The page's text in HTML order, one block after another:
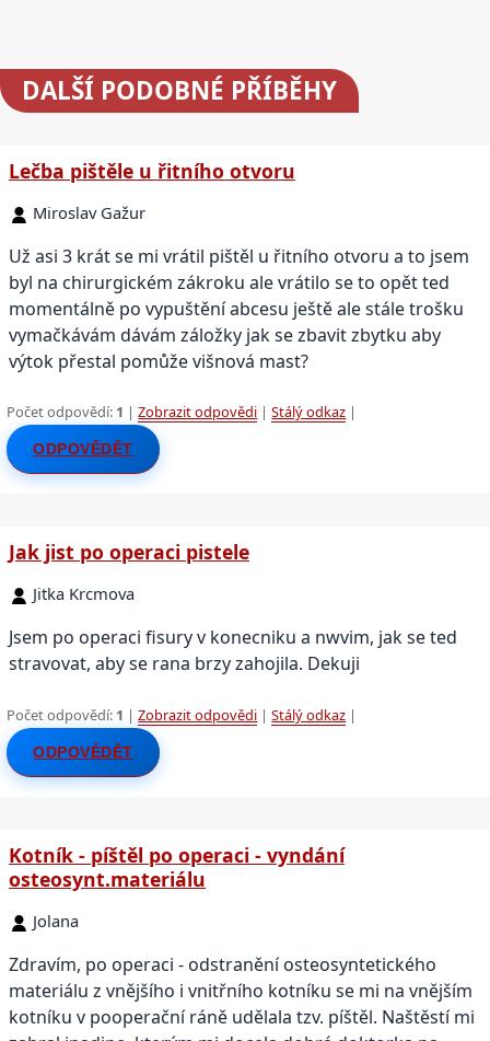
DALŠÍ PODOBNÉ PŘÍBĚHY
Lečba pištěle u řitního otvoru
Miroslav Gažur
Už asi 3 krát se mi vrátil pištěl u řitního otvoru a to jsem
byl na chirurgickém zákroku ale vrátilo se to opět ted
momentálně po vypuštění abcesu ještě ale stále trošku
vymačkávám dávám záložky jak se zbavit zbytku aby
výtok přestal pomůže višnová mast?
Počet odpovědí: 1 |Zobrazit odpovědi |Stálý odkaz |
ODPOVĚDĚT
Jak jist po operaci pistele
Jitka Krcmova
Jsem po operaci fisury v konecniku a nwvim, jak se ted
stravovat, aby se rana brzy zahojila. Dekuji
Počet odpovědí: 1 |Zobrazit odpovědi |Stálý odkaz |
ODPOVĚDĚT
Kotník - píštěl po operaci - vyndání
osteosynt.materiálu
Jolana
Zdravím, po operaci - odstranění osteosyntetického
materiálu z vnějšího i vnitřního kotníku se mi na vnějším
kotníku v pooperační ráně udělala tzv. píštěl. Naštěstí mi